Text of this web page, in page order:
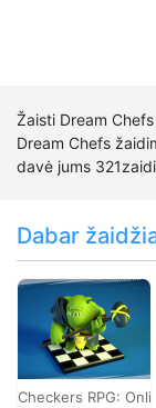
Žaisti Dream
Dream Chefs
davė jums
Dabar
Checkers RPG: